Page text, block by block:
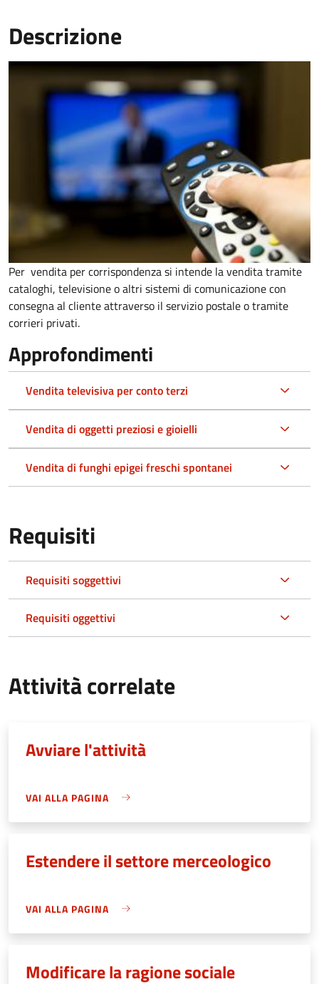
Descrizione
Per vendita per corrispondenza si intende la vendita tramite
cataloghi, televisione o altri sistemi di comunicazione con
consegna al cliente attraverso il servizio postale o tramite
corrieri privati.
Approfondimenti
Vendita televisiva per conto terzi
Vendita di oggetti preziosi e gioielli
Vendita di funghi epigei freschi spontanei
Requisiti
Requisiti soggettivi
Requisiti oggettivi
Attività correlate
Avviare l'attività
VAI ALLA PAGINA
Estendere il settore merceologico
VAI ALLA PAGINA
Modificare la ragione sociale